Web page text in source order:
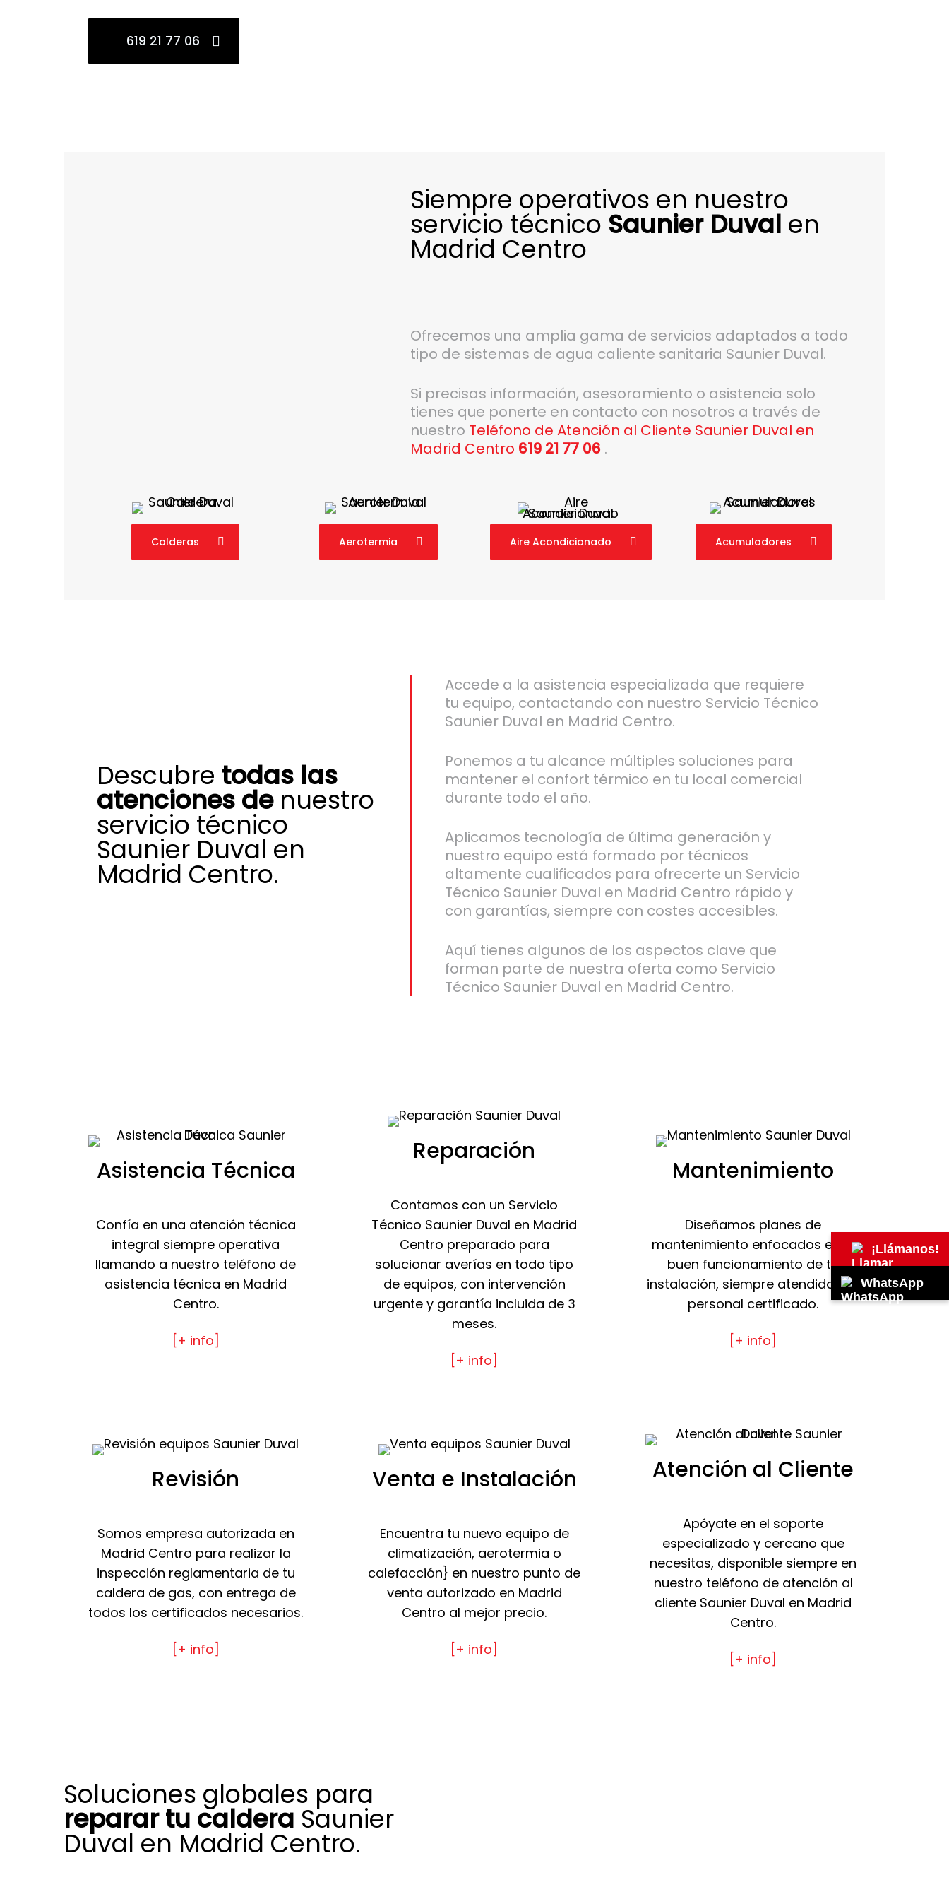
619 21 77 06
Siempre operativos en nuestro
servicio técnico Saunier Duval en
Madrid Centro
Ofrecemos una amplia gama de servicios adaptados a todo
tipo de sistemas de agua caliente sanitaria Saunier Duval.
Si precisas información, asesoramiento o asistencia solo
tienes que ponerte en contacto con nosotros a través de
nuestro Teléfono de Atención al Cliente Saunier Duval en
Madrid Centro 619 21 77 06 .
Calderas Aerotermia Aire Acondicionado Acumuladores
Descubre todas las
atenciones denuestro
servicio técnico
Saunier Duval en
Madrid Centro.
Accede a la asistencia especializada que requiere
tu equipo, contactando con nuestro Servicio Técnico
Saunier Duval en Madrid Centro.
Ponemos a tu alcance múltiples soluciones para
mantener el confort térmico en tu local comercial
durante todo el año.
Aplicamos tecnología de última generación y
nuestro equipo está formado por técnicos
altamente cualificados para ofrecerte un Servicio
Técnico Saunier Duval en Madrid Centro rápido y
con garantías, siempre con costes accesibles.
Aquí tienes algunos de los aspectos clave que
forman parte de nuestra oferta como Servicio
Técnico Saunier Duval en Madrid Centro.
Asistencia Técnica
Confía en una atención técnica
integral siempre operativa
llamando a nuestro teléfono de
asistencia técnica en Madrid
Centro.
[+ info]
Reparación
Contamos con un Servicio
Técnico Saunier Duval en Madrid
Centro preparado para
solucionar averías en todo tipo
de equipos, con intervención
urgente y garantía incluida de 3
meses.
[+ info]
Mantenimiento
Diseñamos planes de
mantenimiento enfocados en el
buen funcionamiento de tu
instalación, siempre atendido por
personal certificado.
[+ info]
Revisión
Somos empresa autorizada en
Madrid Centro para realizar la
inspección reglamentaria de tu
caldera de gas, con entrega de
todos los certificados necesarios.
[+ info]
Venta e Instalación
Encuentra tu nuevo equipo de
climatización, aerotermia o
calefacción} en nuestro punto de
venta autorizado en Madrid
Centro al mejor precio.
[+ info]
Atención al Cliente
Apóyate en el soporte
especializado y cercano que
necesitas, disponible siempre en
nuestro teléfono de atención al
cliente Saunier Duval en Madrid
Centro.
[+ info]
Soluciones globales para
reparar tu caldera Saunier
Duval en Madrid Centro.
¡Llámanos!
WhatsApp